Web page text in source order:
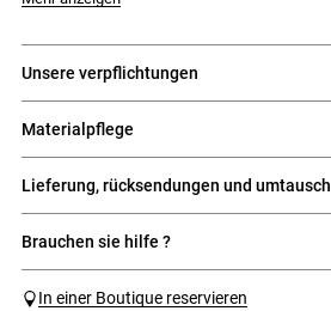
unsere verpflichtungen
materialpflege
lieferung, rücksendungen und umtausch
brauchen sie hilfe ?
In einer Boutique reservieren